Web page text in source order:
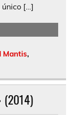
[…]
Mantis,
(2014)